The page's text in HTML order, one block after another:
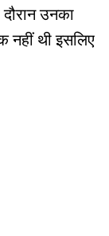
उनका
नहीं थी इसलिए